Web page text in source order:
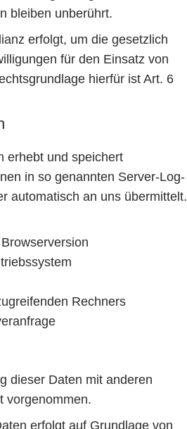
bleiben unberührt.
erfolgt, um die gesetzlich
für den Einsatz von
hierfür ist Art. 6
erhebt und speichert
in so genannten Server-Log-
automatisch an uns übermittelt.
Rechners
dieser Daten mit anderen
vorgenommen.
erfolgt auf Grundlage von